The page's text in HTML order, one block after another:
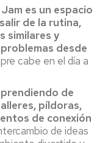
es un espacio
de la rutina,
similares y
desde
cabe en el día a
de
píldoras,
de conexión
de ideas